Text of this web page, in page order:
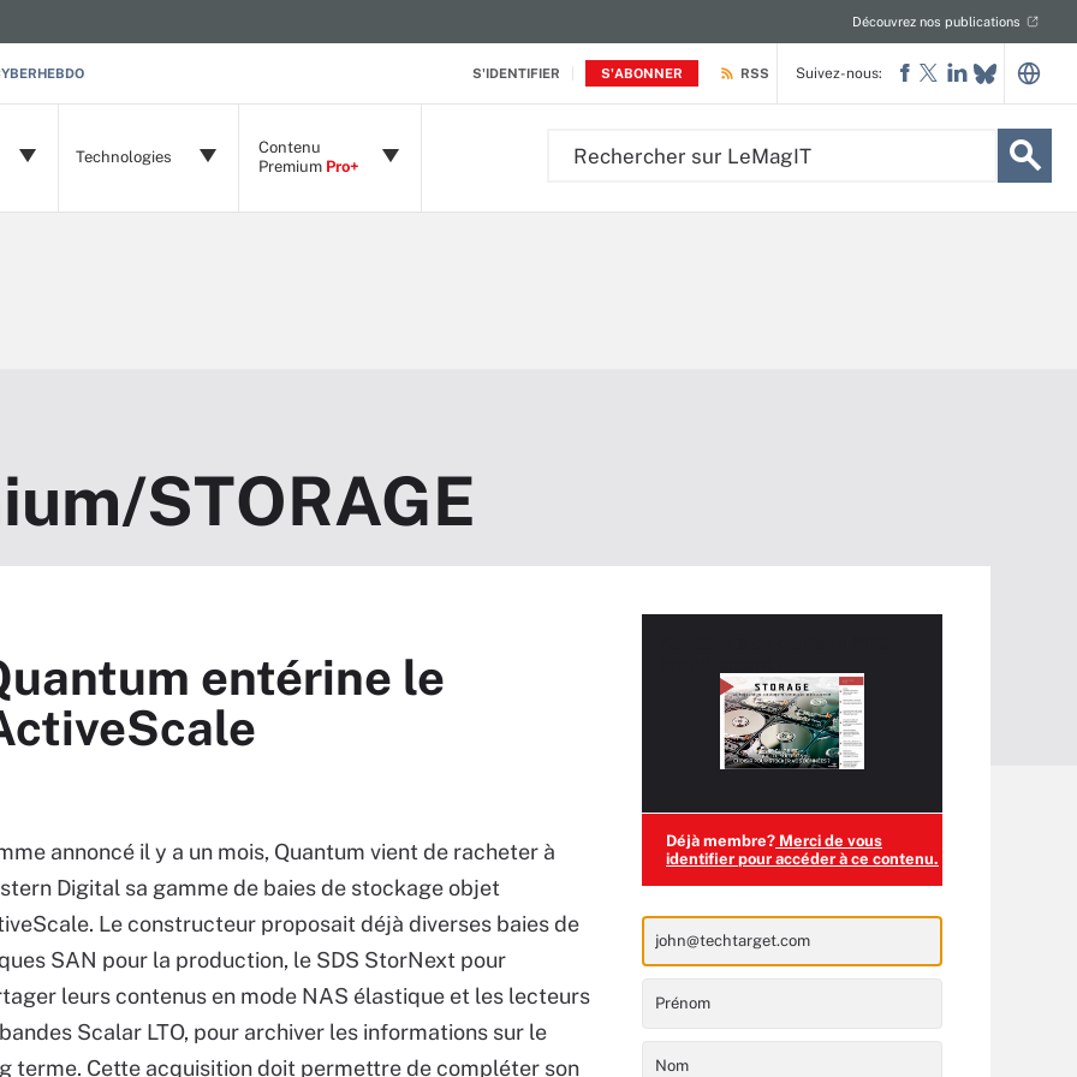
S'IDENTIFIER S'ABONNER
Découvrez nos publications
RSS
Technologies
Contenu
Premium Pro+
Suivez-nous:
STORAGE
entérine le
annoncé il y a un mois, Quantum vient de racheter à
Digital sa gamme de baies de stockage objet
Le constructeur proposait déjà diverses baies de
SAN pour la production, le SDS StorNext pour
leurs contenus en mode NAS élastique et les lecteurs
Scalar LTO, pour archiver les informations sur le
terme. Cette acquisition doit permettre de compléter son
Déjà membre? Merci de vous
identifier pour accéder à ce contenu.